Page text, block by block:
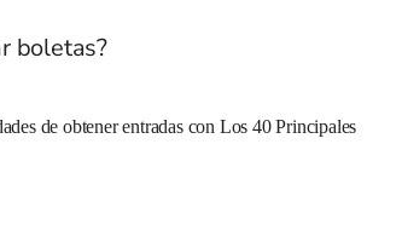
boletas?
de obtener entradas con Los 40 Principales